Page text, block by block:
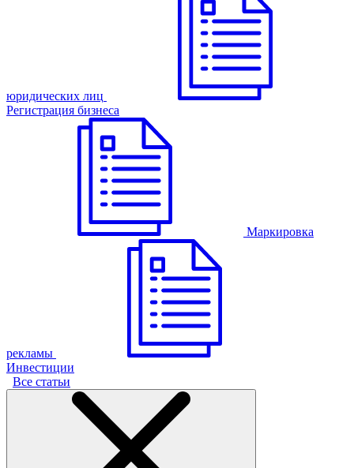
юридических лиц
Регистрация бизнеса
Маркировка
рекламы
Инвестиции
Все статьи